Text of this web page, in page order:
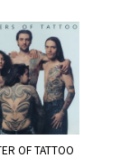
OF TATTOO